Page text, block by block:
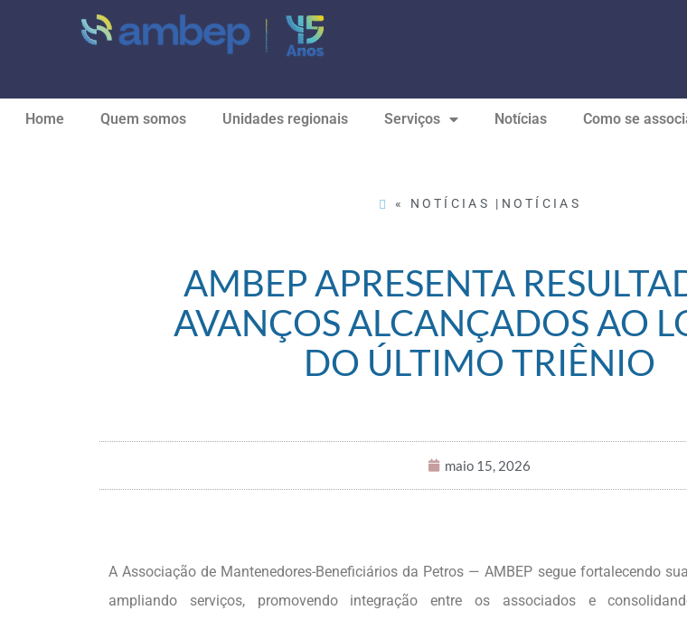
Home Quem somos Unidades regionais Serviços Notícias Como se
« NOTÍCIAS | NOTÍCIAS
AMBEP APRESENTA
AVANÇOS ALCANÇADOS AO
DO ÚLTIMO TRIÊNIO
maio 15, 2026
A Associação de Mantenedores-Beneficiários da Petros — AMBEP segue fortalecendo
ampliando serviços, promovendo integração entre os associados e